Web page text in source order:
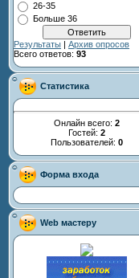
26-35
Больше 36
Результаты | Архив опросов
Всего ответов: 93
Статистика
Онлайн всего: 2
Гостей: 2
Пользователей: 0
Форма входа
Web мастеру